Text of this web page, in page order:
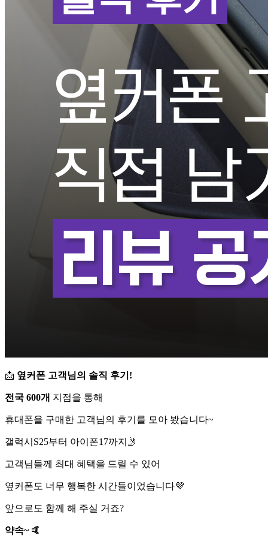
📩 옆커폰 고객님의 솔직 후기!
전국 600개 지점을 통해
휴대폰을 구매한 고객님의 후기를 모아 봤습니다~
갤럭시S25부터 아이폰17까지🤳
고객님들께 최대 혜택을 드릴 수 있어
옆커폰도 너무 행복한 시간들이었습니다💜
앞으로도 함께 해 주실 거죠?
약속~ 🤙